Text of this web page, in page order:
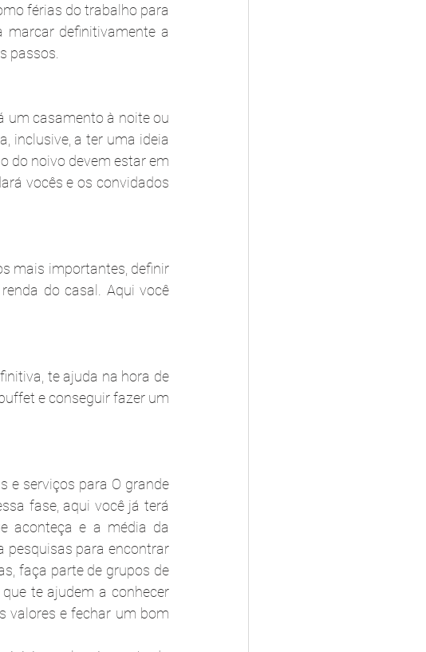
férias do trabalho para
marcar definitivamente a
passos.
um casamento à noite ou
inclusive, a ter uma ideia
do noivo devem estar em
vocês e os convidados
mais importantes, definir
do casal. Aqui você
te ajuda na hora de
e conseguir fazer um
e serviços para O grande
fase, aqui você já terá
aconteça e a média da
pesquisas para encontrar
faça parte de grupos de
te ajudem a conhecer
valores e fechar um bom